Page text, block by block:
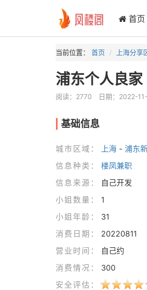
首页
当前位置： 首页 上海分享
浦东个人良家
阅读：2770 日期：2022-
基础信息
城市区域： 上海- 浦东
信息种类：
楼凤兼职
信息来源：
自己开发
小姐数量：
1
小姐年龄：
31
消费日期：
20220811
营业时间：
自己约
消费情况：
300
安全评估：